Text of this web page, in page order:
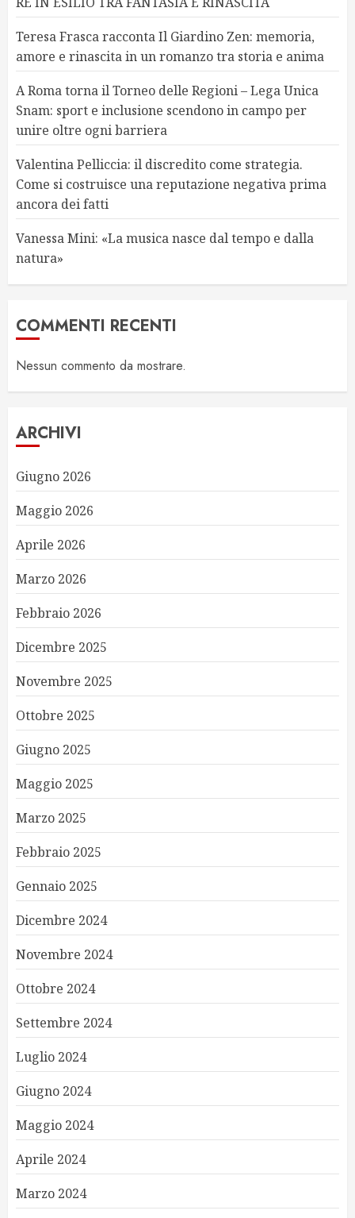
Teresa Frasca racconta Il Giardino Zen: memoria,
amore e rinascita in un romanzo tra storia e anima
A Roma torna il Torneo delle Regioni – Lega Unica
Snam: sport e inclusione scendono in campo per
unire oltre ogni barriera
Valentina Pelliccia: il discredito come strategia.
Come si costruisce una reputazione negativa prima
ancora dei fatti
Vanessa Mini: «La musica nasce dal tempo e dalla
natura»
COMMENTI RECENTI
Nessun commento da mostrare.
ARCHIVI
Giugno 2026
Maggio 2026
Aprile 2026
Marzo 2026
Febbraio 2026
Dicembre 2025
Novembre 2025
Ottobre 2025
Giugno 2025
Maggio 2025
Marzo 2025
Febbraio 2025
Gennaio 2025
Dicembre 2024
Novembre 2024
Ottobre 2024
Settembre 2024
Luglio 2024
Giugno 2024
Maggio 2024
Aprile 2024
Marzo 2024